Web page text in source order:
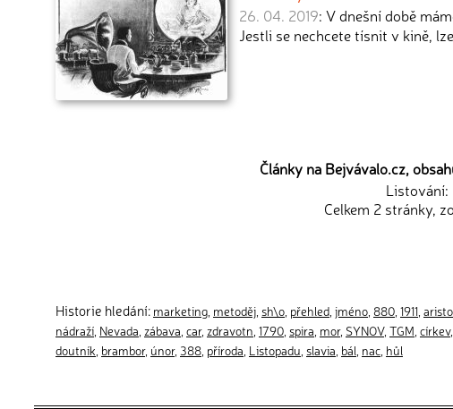
26. 04. 2019: V dnešní době
Jestli se nechcete tísnit v kině,
Články na Bejvávalo.cz,
Listování:
Celkem 2 stránky,
Historie hledání: marketing metoděj sh\o přehled jméno 880 1911
nádraží Nevada zábava car, zdravotn 1790 spira mor, SYNOV, TGM církev,
doutník brambor, únor, 388 příroda Listopadu slavia bál nac hůl